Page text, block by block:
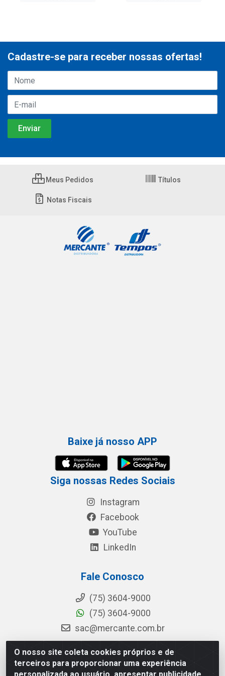
O nosso site coleta cookies próprios e de
terceiros para proporcionar uma experiência
Cadastre-se para receber nossas ofertas!
Meus Pedidos Títulos
Notas Fiscais
Baixe já nosso APP
Siga nossas Redes Sociais
Instagram
Facebook
YouTube
LinkedIn
Fale Conosco
(75) 3604-9000
(75) 3604-9000
sac@mercante.com.br
Mercante Distribuidora - Rua Mercante, 699 - Aviário, Feira de